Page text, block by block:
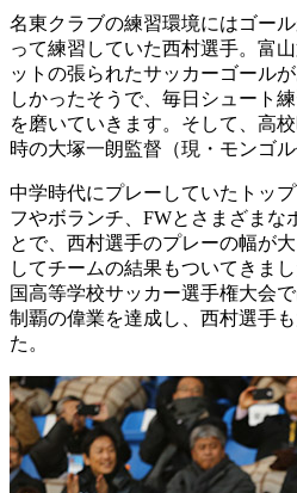
名東クラブの練習環境にはゴー
って練習していた西村選手。富
ットの張られたサッカーゴール
しかったそうで、毎日シュート
を磨いていきます。そして、高
時の大塚一朗監督（現・モンゴル
中学時代にプレーしていたトッ
フやボランチ、FWとさまざまな
とで、西村選手のプレーの幅が
してチームの結果もついてきま
国高等学校サッカー選手権大会
制覇の偉業を達成し、西村選手
た。